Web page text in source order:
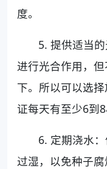
度。
5. 提供适当
进行光合作用，
下。所以可以选
证每天有至少6到8
6. 定期浇水
过湿，以免种子